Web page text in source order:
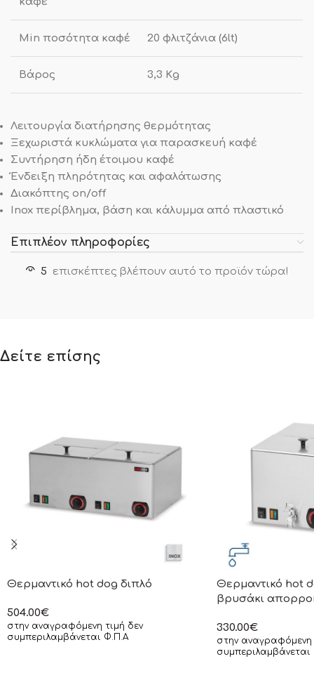
Min ποσότητα καφέ 20 φλιτζάνια (6lt)
Βάρος 3,3 Κg
Λειτουργία διατήρησης θερμότητας
Ξεχωριστά κυκλώματα για παρασκευή καφέ
Συντήρηση ήδη έτοιμου καφέ
Ένδειξη πληρότητας και αφαλάτωσης
Διακόπτης on/off
Inox περίβλημα, βάση και κάλυμμα από πλαστικό
Επιπλέον πληροφορίες
5 επισκέπτες βλέπουν αυτό το προϊόν τώρα!
Δείτε επίσης
Θερμαντικό hot dog διπλό
504.00€
στην αναγραφόμενη τιμή δεν
συμπεριλαμβάνεται Φ.Π.Α
Θερμαντικό hot
βρυσάκι
330.00€
στην αναγραφόμενη